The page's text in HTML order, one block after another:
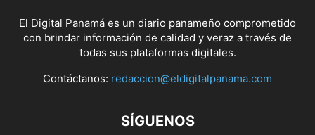
El Digital Panamá es un diario panameño comprometido
con brindar información de calidad y veraz a través de
todas sus plataformas digitales.
Contáctanos: redaccion@eldigitalpanama.com
SÍGUENOS